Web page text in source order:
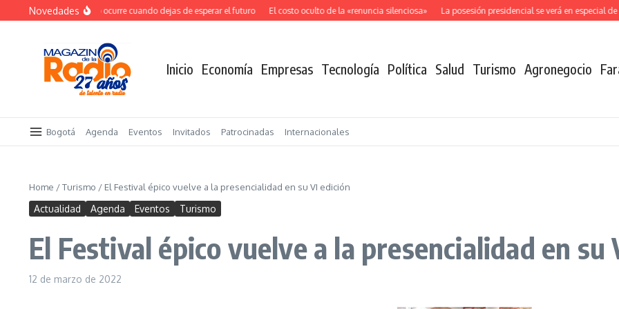
Saltar al contenido
Novedades
El verdadero salto ocurre cuando dejas de esperar el futuro El costo oculto de la «renuncia silenciosa» La posesión presidencial se verá en especial de
Inicio Economía Empresas Tecnología Política Salud Turismo Agronegocio
Bogotá Agenda Eventos Invitados Patrocinadas Internacionales
Home /Turismo / El Festival épico vuelve a la presencialidad en su VI edición
Actualidad Agenda Eventos Turismo
El Festival épico vuelve a la presencialidad en su
12 de marzo de 2022